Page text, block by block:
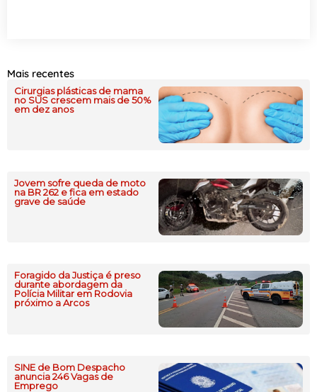
Mais recentes
Cirurgias plásticas de mama
no SUS crescem mais de 50%
em dez anos
Jovem sofre queda de moto
na BR 262 e fica em estado
grave de saúde
Foragido da Justiça é preso
durante abordagem da
Polícia Militar em Rodovia
próximo a Arcos
SINE de Bom Despacho
anuncia 246 Vagas de
Emprego